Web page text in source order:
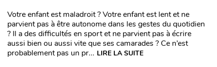
Votre enfant est maladroit ? Votre enfant est lent et ne
parvient pas à être autonome dans les gestes du quotidien
? Il a des difficultés en sport et ne parvient pas à écrire
aussi bien ou aussi vite que ses camarades ? Ce n’est
probablement pas un pr... LIRE LA SUITE